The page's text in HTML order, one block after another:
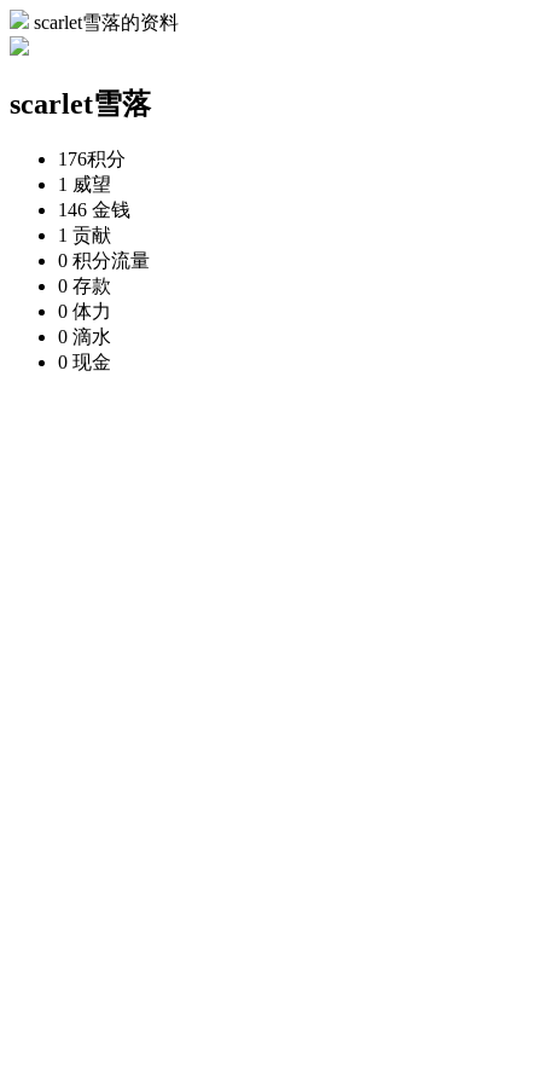
scarlet雪落的资料
scarlet雪落
176积分
1 威望
146 金钱
1 贡献
0 积分流量
0 存款
0 体力
0 滴水
0 现金